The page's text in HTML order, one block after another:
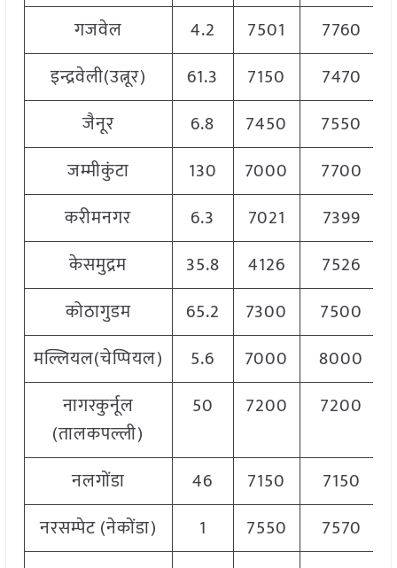
गजवेल
4.2 7501 7760
इन्द्रवेली(उत्नूर)
61.3 7150 7470
जैनूर
6.8 7450 7550
जम्मीकुंटा
130 7000 7700
करीमनगर
6.3 7021 7399
केसमुद्रम
35.8 4126 7526
कोठागुडम
65.2 7300 7500
मल्लियल(चेप्पियल)
5.6 7000 8000
नागरकुर्नूल
(तालकपल्ली)
50 7200 7200
नलगोंडा 46 7150 7150
नरसम्पेट (नेकोंडा)
1 7550 7570